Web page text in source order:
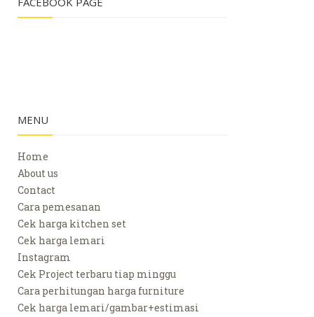
MENU
Home
About us
Contact
Cara pemesanan
Cek harga kitchen set
Cek harga lemari
Instagram
Cek Project terbaru tiap minggu
Cara perhitungan harga furniture
Cek harga lemari/gambar+estimasi